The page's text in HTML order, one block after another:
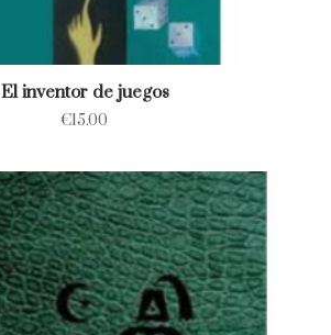
El inventor de juegos
€15.00